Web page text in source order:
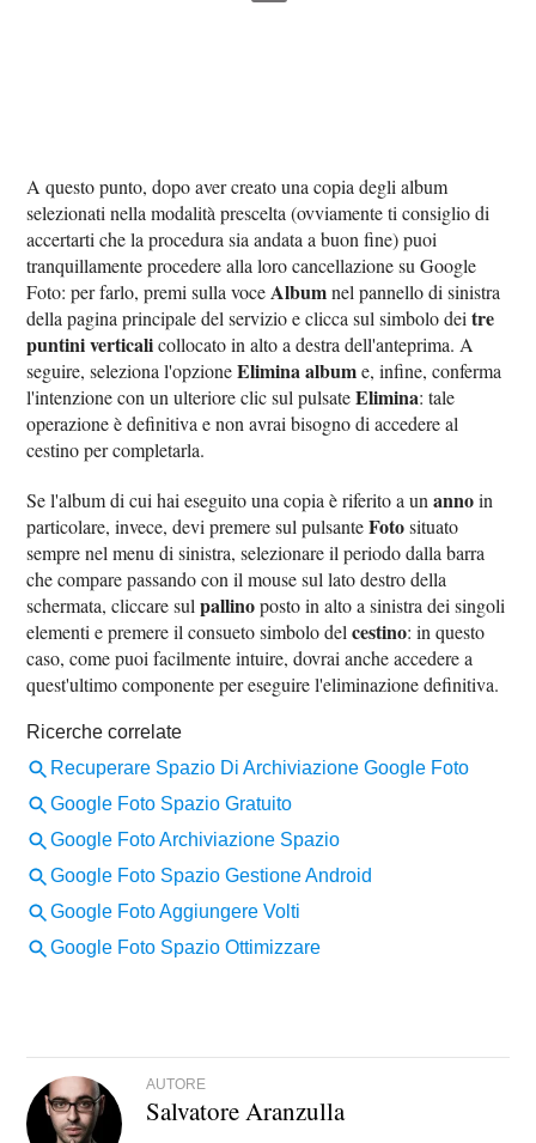
A questo punto, dopo aver creato una copia degli album
selezionati nella modalità prescelta (ovviamente ti consiglio di
accertarti che la procedura sia andata a buon fine) puoi
tranquillamente procedere alla loro cancellazione su Google
Foto: per farlo, premi sulla voceAlbumnel pannello di sinistra
della pagina principale del servizio e clicca sul simbolo deitre
puntini verticalicollocato in alto a destra dell'anteprima. A
seguire, seleziona l'opzioneElimina albume, infine, conferma
l'intenzione con un ulteriore clic sul pulsateElimina: tale
operazione è definitiva e non avrai bisogno di accedere al
cestino per completarla.
Se l'album di cui hai eseguito una copia è riferito a unannoin
particolare, invece, devi premere sul pulsanteFotosituato
sempre nel menu di sinistra, selezionare il periodo dalla barra
che compare passando con il mouse sul lato destro della
schermata, cliccare sulpallinoposto in alto a sinistra dei singoli
elementi e premere il consueto simbolo delcestino: in questo
caso, come puoi facilmente intuire, dovrai anche accedere a
quest'ultimo componente per eseguire l'eliminazione definitiva.
AUTORE
Salvatore Aranzulla